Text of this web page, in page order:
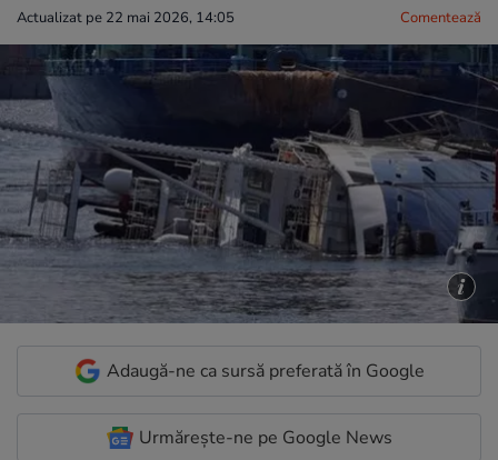
Actualizat pe 22 mai 2026, 14:05 Comentează
Adaugă-ne ca sursă preferată în Google
Urmărește-ne pe Google News